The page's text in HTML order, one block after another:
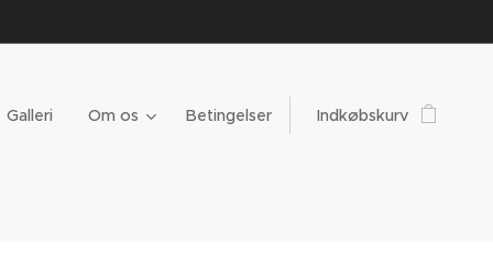
Galleri Om os Betingelser Indkøbskurv